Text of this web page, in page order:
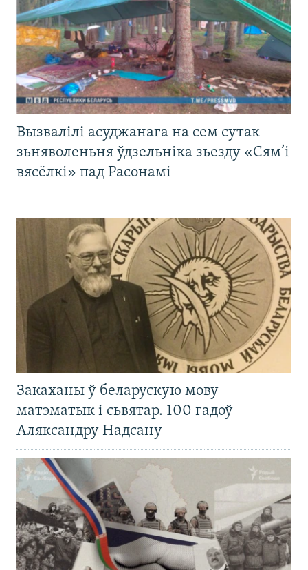
Вызвалілі асуджанага на сем сутак
зьняволеньня ўдзельніка зьезду «Сям’і
вясёлкі» пад Расонамі
Закаханы ў беларускую мову
матэматык і сьвятар. 100 гадоў
Аляксандру Надсану